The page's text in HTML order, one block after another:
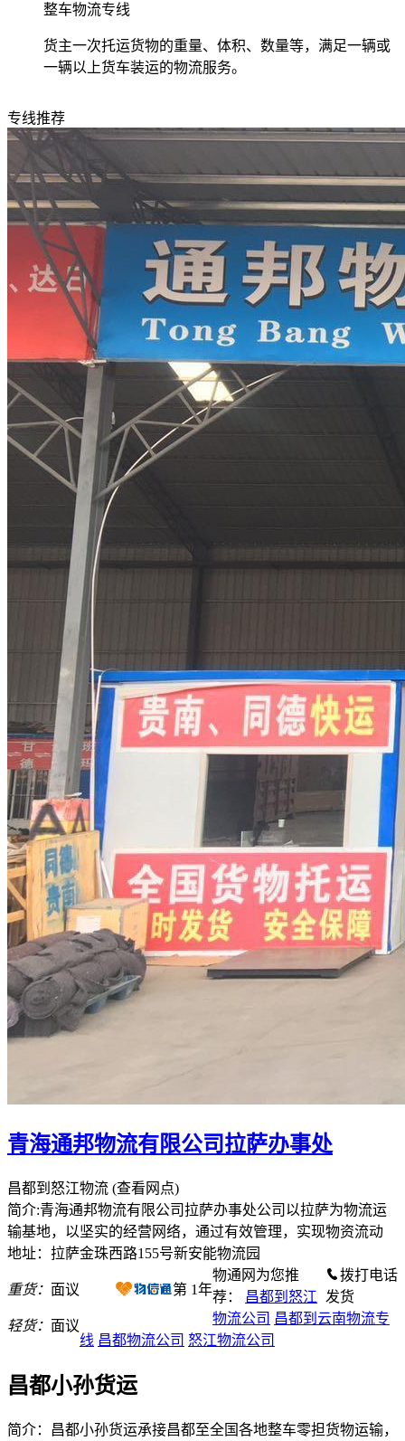
整车物流专线
货主一次托运货物的重量、体积、数量等，满足一辆或
一辆以上货车装运的物流服务。
专线推荐
青海通邦物流有限公司拉萨办事处
昌都到怒江物流 (查看网点)
简介:青海通邦物流有限公司拉萨办事处公司以拉萨为物流运
输基地，以坚实的经营网络，通过有效管理，实现物资流动
地址：拉萨金珠西路155号新安能物流园
重货： 面议
轻货： 面议
第 1年
拨打电话
发货
昌都小孙货运
简介：昌都小孙货运承接昌都至全国各地整车零担货物运输，
物通网为您推
荐：
昌都到怒江
物流公司 昌都到云南物流专
线 昌都物流公司 怒江物流公司